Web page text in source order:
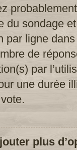
du sondage
par ligne
de
par
une durée
plus